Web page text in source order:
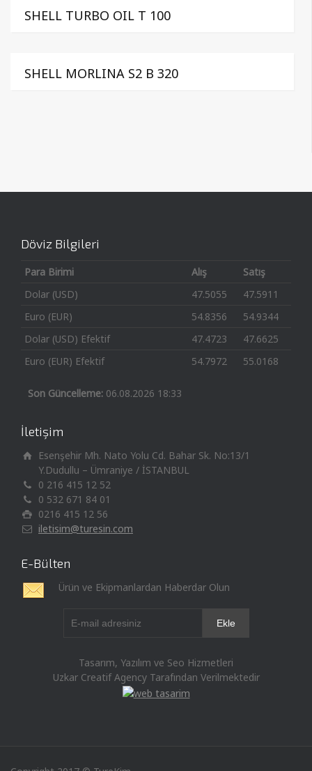
SHELL TURBO OIL T 100
SHELL MORLINA S2 B 320
Döviz Bilgileri
Para Birimi Alış
Satış
Dolar (USD)
47.5055
47.5911
Euro (EUR)
54.8356
54.9344
Dolar (USD) Efektif
47.4723
47.6625
Euro (EUR) Efektif
54.7972 55.0168
Son Güncelleme: 06.08.2026 18:33
İletişim
Esenşehir Mh. Nato Yolu Cd. Bahar Sk. No:13/1
Y.Dudullu – Ümraniye / İSTANBUL
0 216 415 12 52
0 532 671 84 01
0216 415 12 56
iletisim@turesin.com
E-Bülten
Ürün ve Ekipmanlardan Haberdar Olun
Tasarım, Yazılım ve Seo Hizmetleri
Uzkar Creatif Agency Tarafından Verilmektedir